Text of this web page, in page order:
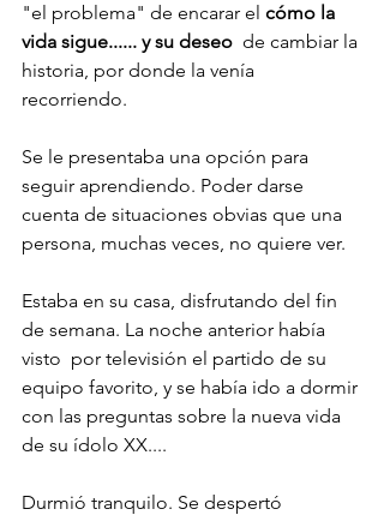
"el problema" de encarar el cómo la
vida sigue...... y su deseo de cambiar la
historia, por donde la venía
recorriendo.
Se le presentaba una opción para
seguir aprendiendo. Poder darse
cuenta de situaciones obvias que una
persona, muchas veces, no quiere ver.
Estaba en su casa, disfrutando del fin
de semana. La noche anterior había
visto  por televisión el partido de su
equipo favorito, y se había ido a dormir
con las preguntas sobre la nueva vida
de su ídolo XX....
Durmió tranquilo. Se despertó